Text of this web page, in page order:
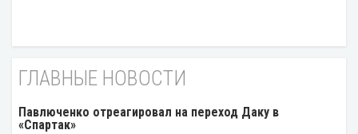
ГЛАВНЫЕ НОВОСТИ
Павлюченко отреагировал на переход Даку в
«Спартак»